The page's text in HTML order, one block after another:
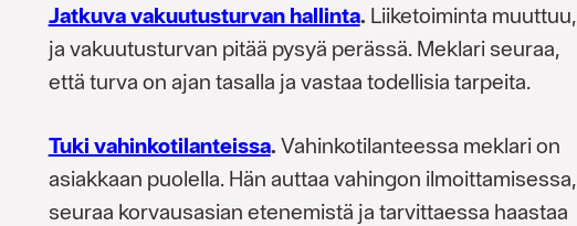
Jatkuva vakuutusturvan hallinta. Liiketoiminta muuttuu,
ja vakuutusturvan pitää pysyä perässä. Meklari seuraa,
että turva on ajan tasalla ja vastaa todellisia tarpeita.
Tuki vahinkotilanteissa. Vahinkotilanteessa meklari on
asiakkaan puolella. Hän auttaa vahingon ilmoittamisessa,
seuraa korvausasian etenemistä ja tarvittaessa haastaa